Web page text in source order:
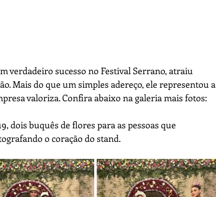
verdadeiro sucesso no Festival Serrano, atraiu
Mais do que um simples adereço, ele representou a
valoriza. Confira abaixo na galeria mais fotos:
dois buquês de flores para as pessoas que
o coração do stand.